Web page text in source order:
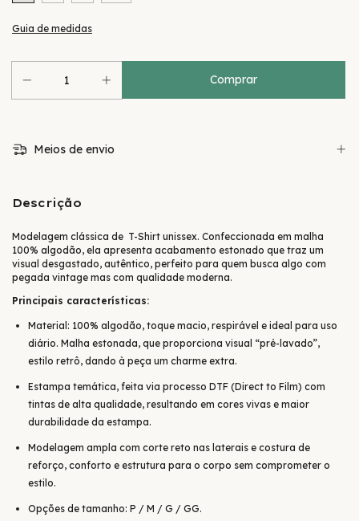
Guia de medidas
Meios de envio
Descrição
Modelagem clássica de T-Shirt unissex. Confeccionada em malha
100% algodão, ela apresenta acabamento estonado que traz um
visual desgastado, autêntico, perfeito para quem busca algo com
pegada vintage mas com qualidade moderna.
Principais características:
Material: 100% algodão, toque macio, respirável e ideal para uso
diário. Malha estonada, que proporciona visual “pré-lavado”,
estilo retrô, dando à peça um charme extra.
Estampa temática, feita via processo DTF (Direct to Film) com
tintas de alta qualidade, resultando em cores vivas e maior
durabilidade da estampa.
Modelagem ampla com corte reto nas laterais e costura de
reforço, conforto e estrutura para o corpo sem comprometer o
estilo.
Opções de tamanho: P / M / G / GG.